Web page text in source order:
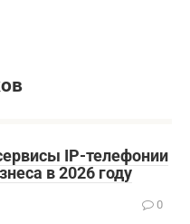
IP-телефонии
в 2026 году
0